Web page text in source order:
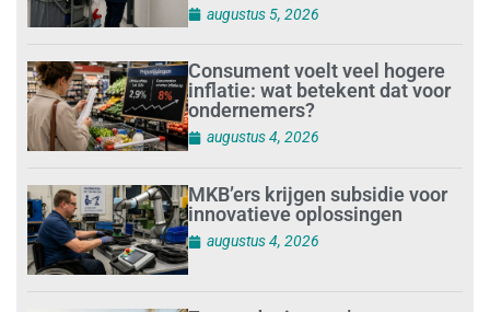
augustus 5, 2026
Consument voelt veel hogere
inflatie: wat betekent dat voor
ondernemers?
augustus 4, 2026
MKB’ers krijgen subsidie voor
innovatieve oplossingen
augustus 4, 2026